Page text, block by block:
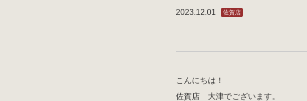
2023.12.01 佐賀店
こんにちは！
佐賀店 大津でございます。